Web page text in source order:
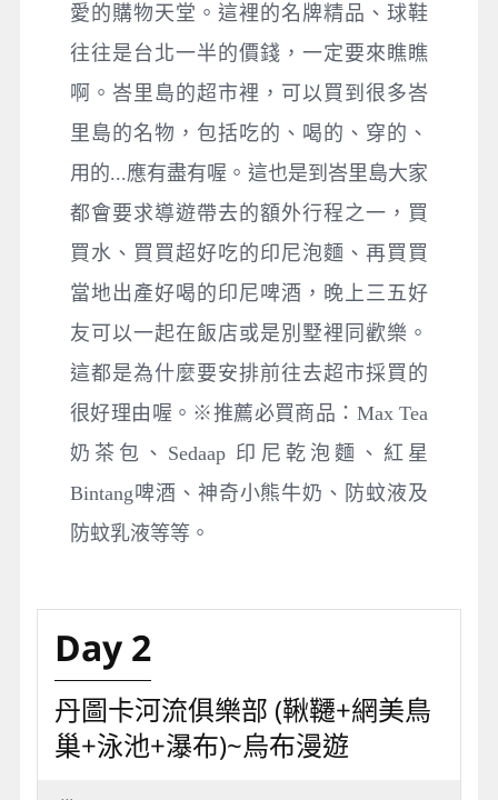
愛的購物天堂。這裡的名牌精品、球鞋
往往是台北一半的價錢，一定要來瞧瞧
啊。峇里島的超市裡，可以買到很多峇
里島的名物，包括吃的、喝的、穿的、
用的...應有盡有喔。這也是到峇里島大家
都會要求導遊帶去的額外行程之一，買
買水、買買超好吃的印尼泡麵、再買買
當地出產好喝的印尼啤酒，晚上三五好
友可以一起在飯店或是別墅裡同歡樂。
這都是為什麼要安排前往去超市採買的
很好理由喔。※推薦必買商品：Max Tea
奶茶包、Sedaap 印尼乾泡麵、紅星
Bintang啤酒、神奇小熊牛奶、防蚊液及
防蚊乳液等等。
Day 2
丹圖卡河流俱樂部 (鞦韆+網美鳥
巢+泳池+瀑布)~烏布漫遊